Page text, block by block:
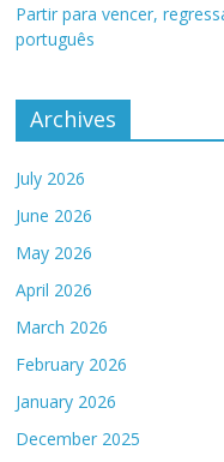
Partir para vencer,
português
Archives
July 2026
June 2026
May 2026
April 2026
March 2026
February 2026
January 2026
December 2025